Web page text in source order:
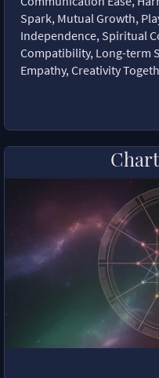
Spark, Mutual Growth,
Independence, Spiritual
Compatibility, Long-term
Empathy, Creativity